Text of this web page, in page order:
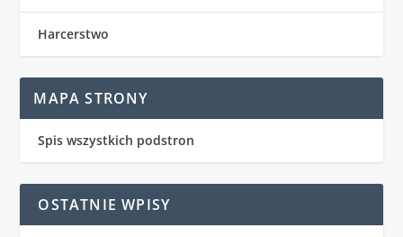
Harcerstwo
MAPA STRONY
Spis wszystkich podstron
OSTATNIE WPISY